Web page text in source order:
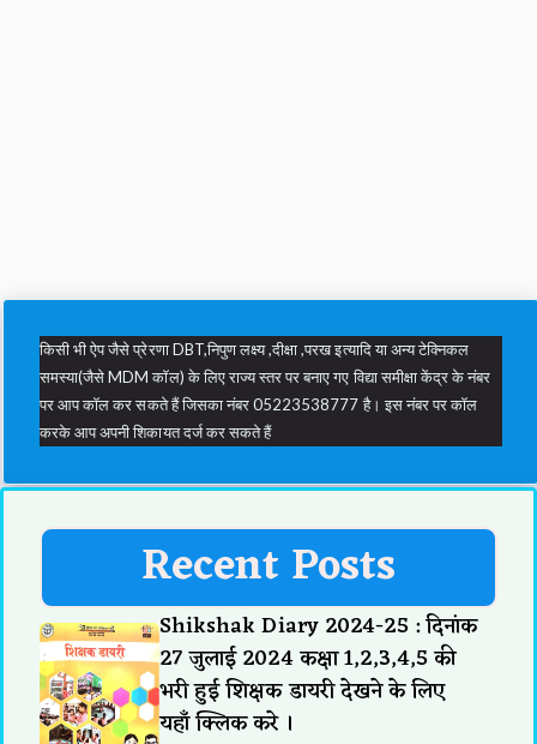
किसी भी ऐप जैसे प्रेरणा DBT,निपुण लक्ष्य ,दीक्षा ,परख इत्यादि या अन्य टेक्निकल
समस्या(जैसे MDM कॉल) के लिए राज्य स्तर पर बनाए गए विद्या समीक्षा केंद्र के नंबर
पर आप कॉल कर सकते हैं जिसका नंबर 05223538777 है। इस नंबर पर कॉल
करके आप अपनी शिकायत दर्ज कर सकते हैं
Recent Posts
Shikshak Diary 2024-25 : दिनांक
27 जुलाई 2024 कक्षा 1,2,3,4,5 की
भरी हुई शिक्षक डायरी देखने के लिए
यहाँ क्लिक करे ।